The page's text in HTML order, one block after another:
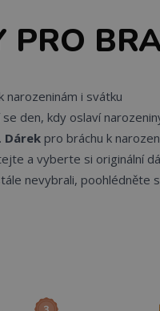
PRO
narozeninám i svátku
se den, kdy oslaví
Dárek pro bráchu k
a vyberte si originální
nevybrali, poohlédněte